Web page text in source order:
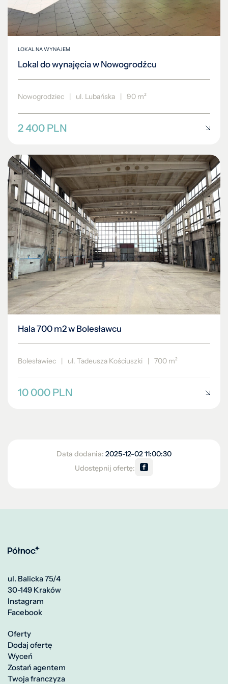
LOKAL NA WYNAJEM
Lokal do wynajęcia w Nowogrodźcu
Nowogrodziec | ul. Lubańska | 90 m²
2 400 PLN
Hala 700 m2 w Bolesławcu
Bolesławiec | ul. Tadeusza Kościuszki | 700 m²
10 000 PLN
Data dodania: 2025-12-02 11:00:30
Udostępnij ofertę:
ul. Balicka 75/4
30-149 Kraków
Instagram
Facebook
Oferty
Dodaj ofertę
Wyceń
Zostań agentem
Twoja franczyza